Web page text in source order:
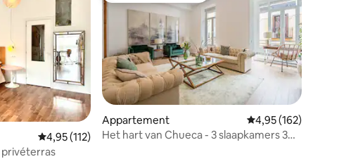
160 recensies
Gemiddelde beoordeling van 4,95 uit 5, 112 recensies
4,95 (112)
privéterras
Appartement Gemiddelde
4,95 (162)
Het hart van Chueca - 3 slaapkamers 3